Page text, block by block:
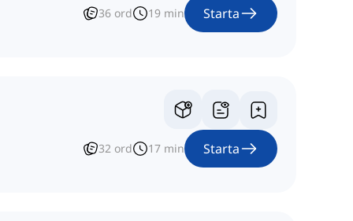
36 ord 19 min Starta
32 ord 17 min Starta